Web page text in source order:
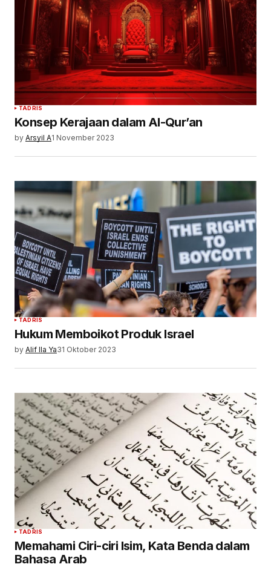
TADRIS
Konsep Kerajaan dalam Al-Qur’an
by Arsyil A1 November 2023
TADRIS
Hukum Memboikot Produk Israel
by Alif Ila Ya31 Oktober 2023
TADRIS
Memahami Ciri-ciri Isim, Kata Benda dalam
Bahasa Arab